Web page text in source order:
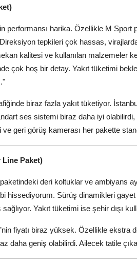
performansı harika. Özellikle M
tepkileri çok hassas,
kalitesi ve kullanılan malzemeler
çok hoş bir detay. Yakıt tüketimi
biraz fazla yakıt tüketiyor.
ses sistemi biraz daha iyi
geri görüş kamerası her pakette
Line Paket)
deri koltuklar ve ambiyans
hissediyorum. Sürüş dinamikleri gayet
Yakıt tüketimi ise şehir dışı
fiyatı biraz yüksek. Özellikle ekstra
daha geniş olabilirdi. Ailecek tatile